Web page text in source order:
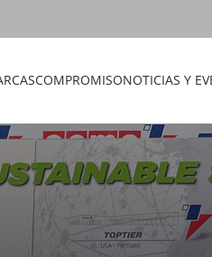
COMPROMISONOTICIAS Y